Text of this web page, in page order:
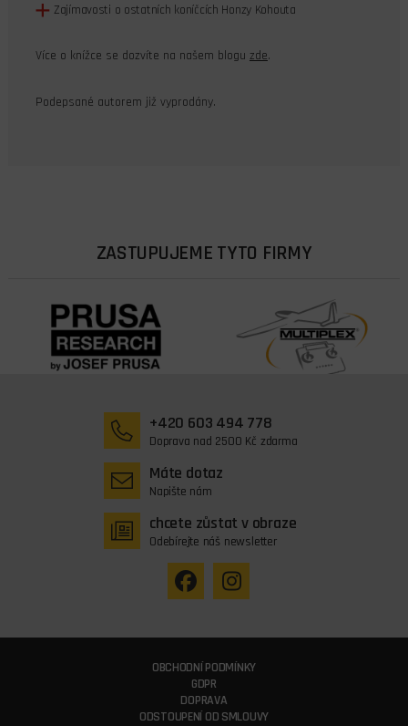
Zajímavosti o ostatních koníčcích Honzy Kohouta
Více o knížce se dozvíte na našem blogu zde.
Podepsané autorem již vyprodány.
ZASTUPUJEME TYTO FIRMY
+420 603 494 778
Doprava nad 2500 Kč zdarma
Máte dotaz
Napište nám
chcete zůstat v obraze
Odebírejte náš newsletter
OBCHODNÍ PODMÍNKY
GDPR
DOPRAVA
ODSTOUPENÍ OD SMLOUVY